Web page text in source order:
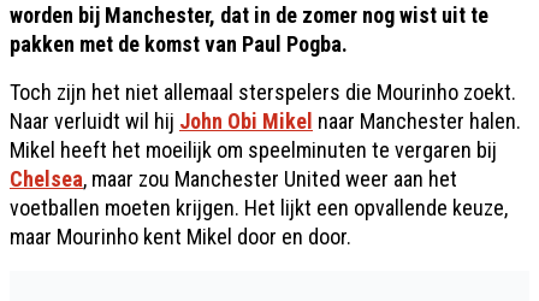
worden bij Manchester, dat in de zomer nog wist uit te
pakken met de komst van Paul Pogba.
Toch zijn het niet allemaal sterspelers die Mourinho zoekt.
Naar verluidt wil hij John Obi Mikel naar Manchester halen.
Mikel heeft het moeilijk om speelminuten te vergaren bij
Chelsea, maar zou Manchester United weer aan het
voetballen moeten krijgen. Het lijkt een opvallende keuze,
maar Mourinho kent Mikel door en door.